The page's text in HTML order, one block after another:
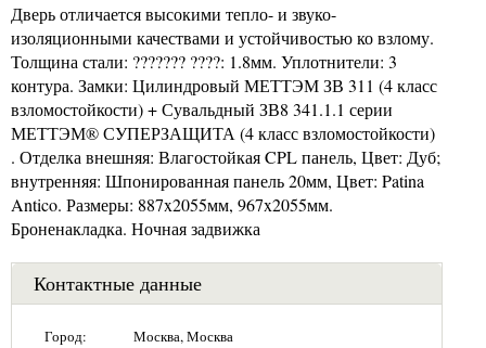
Дверь отличается высокими тепло- и звуко-
изоляционными качествами и устойчивостью ко взлому.
Толщина стали: ??????? ????: 1.8мм. Уплотнители: 3
контура. Замки: Цилиндровый МЕТТЭМ ЗВ 311 (4 класс
взломостойкости) + Сувальдный ЗВ8 341.1.1 серии
МЕТТЭМ® СУПЕРЗАЩИТА (4 класс взломостойкости)
. Отделка внешняя: Влагостойкая CPL панель, Цвет: Дуб;
внутренняя: Шпонированная панель 20мм, Цвет: Patina
Antico. Размеры: 887x2055мм, 967x2055мм.
Броненакладка. Ночная задвижка
Контактные данные
Город: Москва, Москва